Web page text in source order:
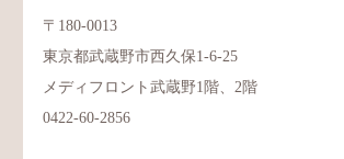
〒180-0013
東京都武蔵野市西久保1-6-25
メディフロント武蔵野1階、2階
0422-60-2856